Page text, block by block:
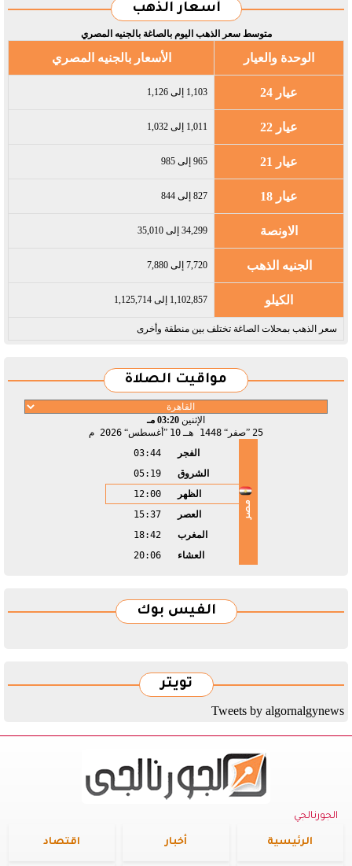
أسعار الذهب
متوسط سعر الذهب اليوم بالصاغة بالجنيه المصري
الوحدة والعيار الأسعار بالجنيه المصري
عيار 24 1,103 إلى 1,126
عيار 22 1,011 إلى 1,032
عيار 21 965 إلى 985
عيار 18 827 إلى 844
الاونصة 34,299 إلى 35,010
الجنيه الذهب 7,720 إلى 7,880
الكيلو 1,102,857 إلى 1,125,714
سعر الذهب بمحلات الصاغة تختلف بين منطقة وأخرى
مواقيت الصلاة
الإثنين 03:20 مـ
25
صفر 1448 هـ 10 أغسطس 2026 م
مصر
الفجر
03:44
الشروق
05:19
الظهر
12:00
العصر
15:37
المغرب
18:42
العشاء
20:06
الفيس بوك
تويتر
Tweets by algornalgynews
الجورنالجي
الرئيسية أخبار اقتصاد